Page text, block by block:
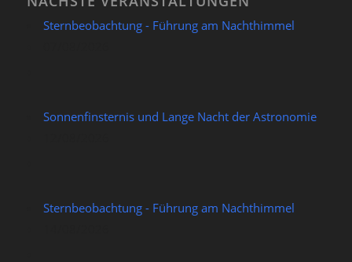
Sternbeobachtung - Führung am Nachthimmel
Sonnenfinsternis und Lange Nacht der Astronomie
Sternbeobachtung - Führung am Nachthimmel